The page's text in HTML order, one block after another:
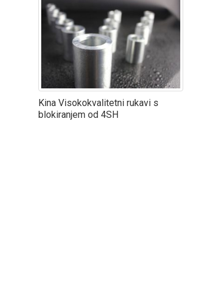
Kina Visokokvalitetni rukavi s
blokiranjem od 4SH